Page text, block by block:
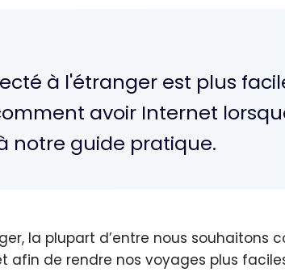
à l'étranger est plus
avoir Internet
notre guide pratique.
la plupart d’entre nous souhaitons
afin de rendre nos voyages plus